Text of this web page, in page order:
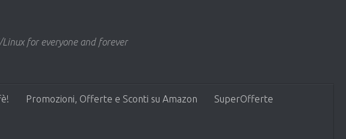
Linux for everyone and forever
Promozioni, Offerte e Sconti su Amazon SuperOfferte